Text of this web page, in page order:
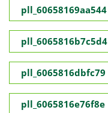
pll_60658169aa544
pll_6065816b7c5d4
pll_6065816dbfc79
pll_6065816e76f8e